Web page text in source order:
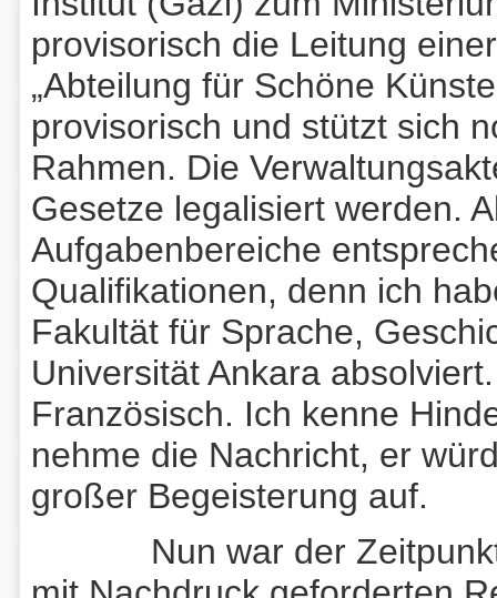
provisorisch die Leitung
„Abteilung für Schöne
provisorisch und stützt sich
Rahmen. Die
Gesetze legalisiert werden.
Aufgabenbereiche
Qualifikationen, denn ich
Fakultät für Sprache,
Universität Ankara
Französisch. Ich kenne
nehme die Nachricht, er
großer Begeisterung auf.
Nun war der Zeitpunkt